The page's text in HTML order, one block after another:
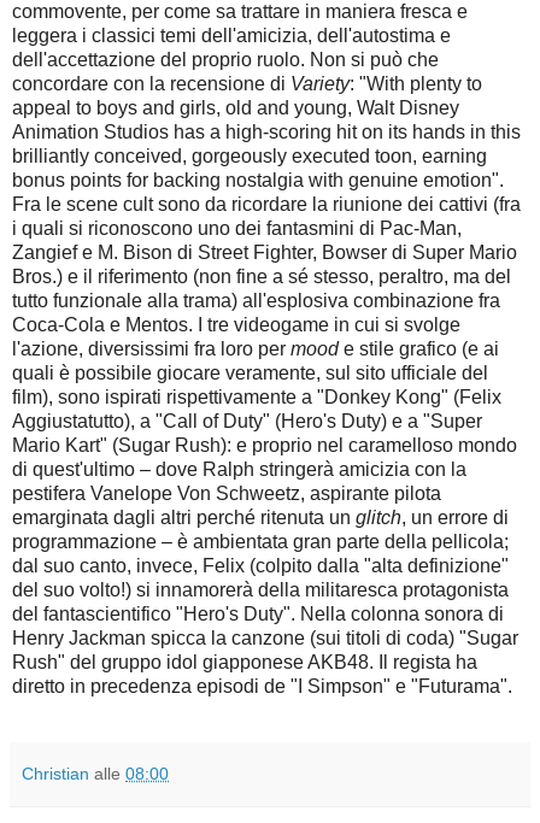
commovente, per come sa trattare in maniera fresca e
leggera i classici temi dell'amicizia, dell'autostima e
dell'accettazione del proprio ruolo. Non si può che
concordare con la recensione di Variety: "With plenty to
appeal to boys and girls, old and young, Walt Disney
Animation Studios has a high-scoring hit on its hands in this
brilliantly conceived, gorgeously executed toon, earning
bonus points for backing nostalgia with genuine emotion".
Fra le scene cult sono da ricordare la riunione dei cattivi (fra
i quali si riconoscono uno dei fantasmini di Pac-Man,
Zangief e M. Bison di Street Fighter, Bowser di Super Mario
Bros.) e il riferimento (non fine a sé stesso, peraltro, ma del
tutto funzionale alla trama) all'esplosiva combinazione fra
Coca-Cola e Mentos. I tre videogame in cui si svolge
l'azione, diversissimi fra loro per moode stile grafico (e ai
quali è possibile giocare veramente, sul sito ufficiale del
film), sono ispirati rispettivamente a "Donkey Kong" (Felix
Aggiustatutto), a "Call of Duty" (Hero's Duty) e a "Super
Mario Kart" (Sugar Rush): e proprio nel caramelloso mondo
di quest'ultimo – dove Ralph stringerà amicizia con la
pestifera Vanelope Von Schweetz, aspirante pilota
emarginata dagli altri perché ritenuta un glitch, un errore di
programmazione – è ambientata gran parte della pellicola;
dal suo canto, invece, Felix (colpito dalla "alta definizione"
del suo volto!) si innamorerà della militaresca protagonista
del fantascientifico "Hero's Duty". Nella colonna sonora di
Henry Jackman spicca la canzone (sui titoli di coda) "Sugar
Rush" del gruppo idol giapponese AKB48. Il regista ha
diretto in precedenza episodi de "I Simpson" e "Futurama".
Christian alle 08:00